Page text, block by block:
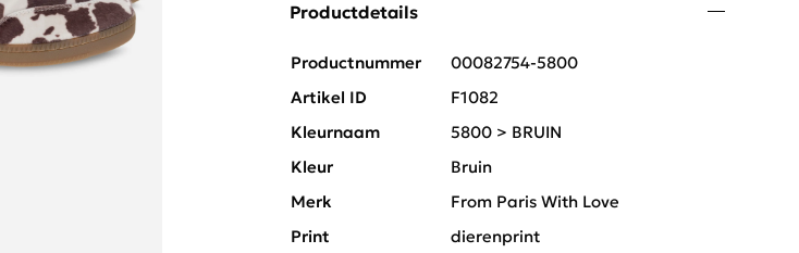
Productdetails
Productnummer
00082754-5800
Artikel ID
F1082
Kleurnaam
5800 > BRUIN
Kleur
Bruin
Merk
From Paris With Love
Print
dierenprint